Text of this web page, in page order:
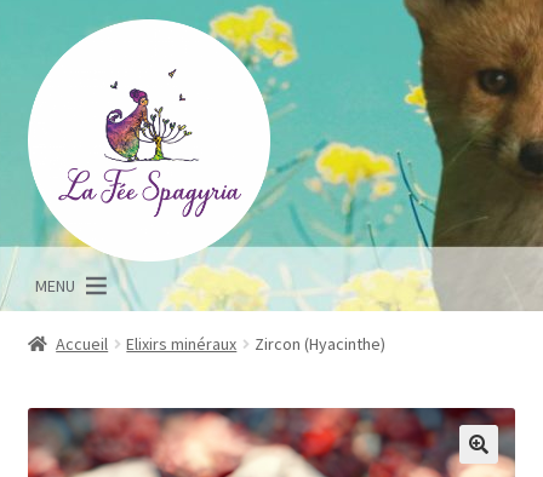
la
navigation
contenu
MENU
Accueil Elixirs minéraux Zircon (Hyacinthe)